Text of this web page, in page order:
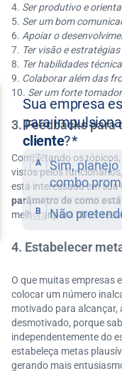
Ser produtivo e
Ser um bom
Apoiar o
Ter visão e
Ter habilidades
Colaborar além das
Ser um forte
3. Feedbacks
Completando os
vistos pelos
está interessada em sua
parâmetro de como
melhorar para obter
4. Estabelecer
O que muitas empresas
colocar um número
motivado para alcançar,
desmotivado, porque
independentemente do
estabeleça metas
gerando mais